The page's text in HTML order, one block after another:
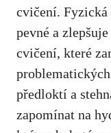
cvičení.
pevné a
⁤cvičení, které
předloktí ​a
zapomínat na